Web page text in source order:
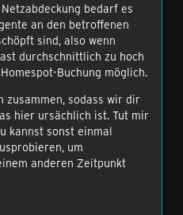
bedarf es
an den betroffenen
sind, also wenn
durchschnittlich zu hoch
Buchung möglich.
zusammen, sodass wir dir
hier ursächlich ist. Tut mir
kannst sonst einmal
um
anderen Zeitpunkt